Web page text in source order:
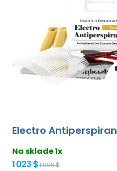
Electro
Na sklade 1x
1 023 $1 806 $